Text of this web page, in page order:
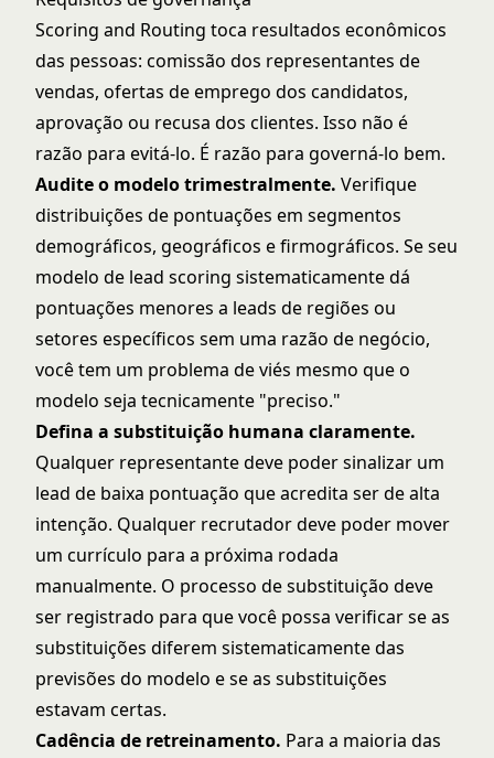
Scoring and Routing toca resultados econômicos
das pessoas: comissão dos representantes de
vendas, ofertas de emprego dos candidatos,
aprovação ou recusa dos clientes. Isso não é
razão para evitá-lo. É razão para governá-lo bem.
Audite o modelo trimestralmente. Verifique
distribuições de pontuações em segmentos
demográficos, geográficos e firmográficos. Se seu
modelo de lead scoring sistematicamente dá
pontuações menores a leads de regiões ou
setores específicos sem uma razão de negócio,
você tem um problema de viés mesmo que o
modelo seja tecnicamente "preciso."
Defina a substituição humana claramente.
Qualquer representante deve poder sinalizar um
lead de baixa pontuação que acredita ser de alta
intenção. Qualquer recrutador deve poder mover
um currículo para a próxima rodada
manualmente. O processo de substituição deve
ser registrado para que você possa verificar se as
substituições diferem sistematicamente das
previsões do modelo e se as substituições
estavam certas.
Cadência de retreinamento. Para a maioria das